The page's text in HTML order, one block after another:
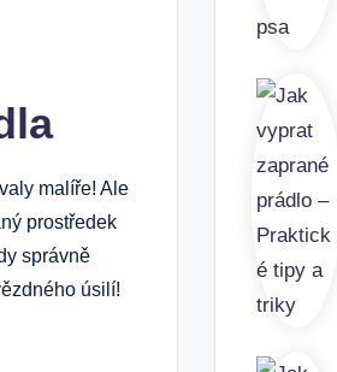
malíře! Ale
prostředek
správně
úsilí!